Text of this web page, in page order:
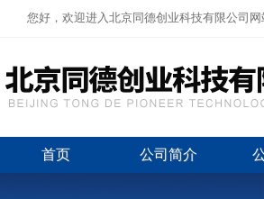
您好，欢迎进入北京同德创业科技有限公司网
首页 公司简介